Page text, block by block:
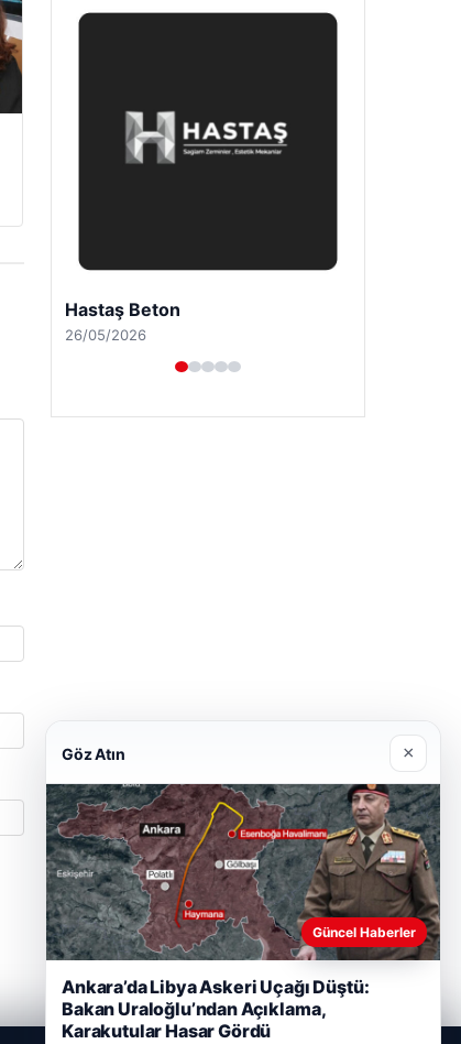
Enes Kaplan Avukatlık Bürosu
28/04/2026
Göz Atın ×
Güncel Haberler
Ankara’da Libya Askeri Uçağı Düştü:
Bakan Uraloğlu’ndan Açıklama,
Karakutular Hasar Gördü